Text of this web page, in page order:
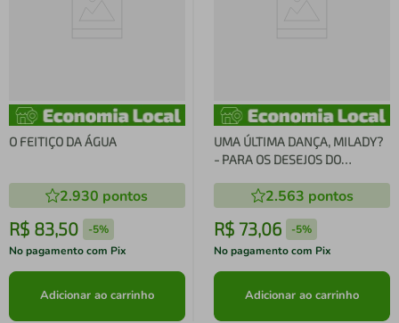
O FEITIÇO DA ÁGUA
2.930 pontos
R$ 83,50 -5%
No pagamento com Pix
Adicionar ao carrinho
UMA ÚLTIMA DANÇA, MILADY?
- PARA OS DESEJOS DO
NEM O TEMPO
2.563 pontos
R$ 73,06 -5%
No pagamento com Pix
Adicionar ao carrinho